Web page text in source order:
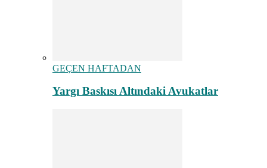
GEÇEN HAFTADAN
Yargı Baskısı Altındaki Avukatlar